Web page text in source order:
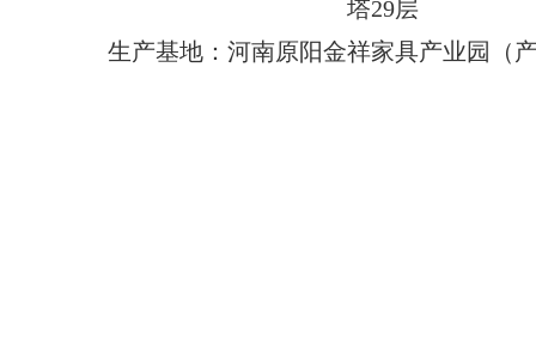
塔29层
生产基地：河南原阳金祥家具产业园（